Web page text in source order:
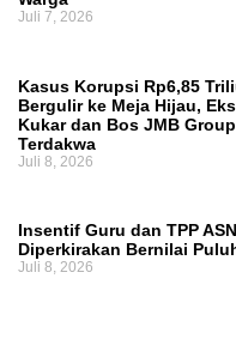
Juli 7, 2026
Kasus Korupsi Rp6,85
Bergulir ke Meja Hijau,
Kukar dan Bos JMB
Terdakwa
Juli 8, 2026
Insentif Guru dan TPP
Diperkirakan Bernilai
Juli 8, 2026